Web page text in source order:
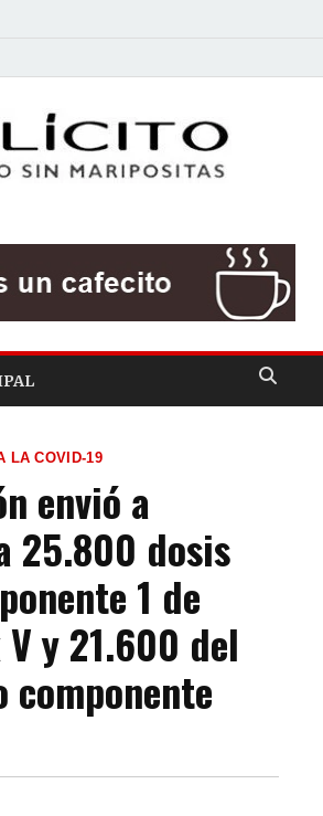
LA COVID-19
envió a
25.800 dosis
1 de
y 21.600 del
componente